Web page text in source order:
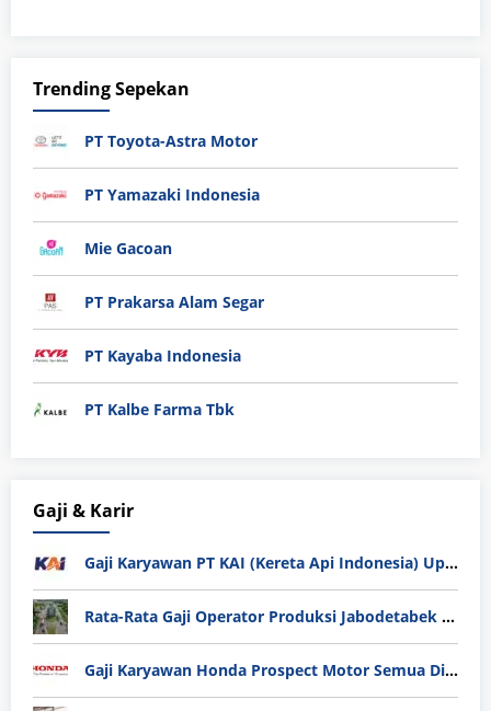
Trending Sepekan
PT Toyota-Astra Motor
PT Yamazaki Indonesia
Mie Gacoan
PT Prakarsa Alam Segar
PT Kayaba Indonesia
PT Kalbe Farma Tbk
Gaji & Karir
Gaji Karyawan PT KAI (Kereta Api Indonesia) Update 2025
Rata-Rata Gaji Operator Produksi Jabodetabek 2025: Bedah Tuntas UMK, Lemburan, dan Realita Hidup Buruh
Gaji Karyawan Honda Prospect Motor Semua Divisi